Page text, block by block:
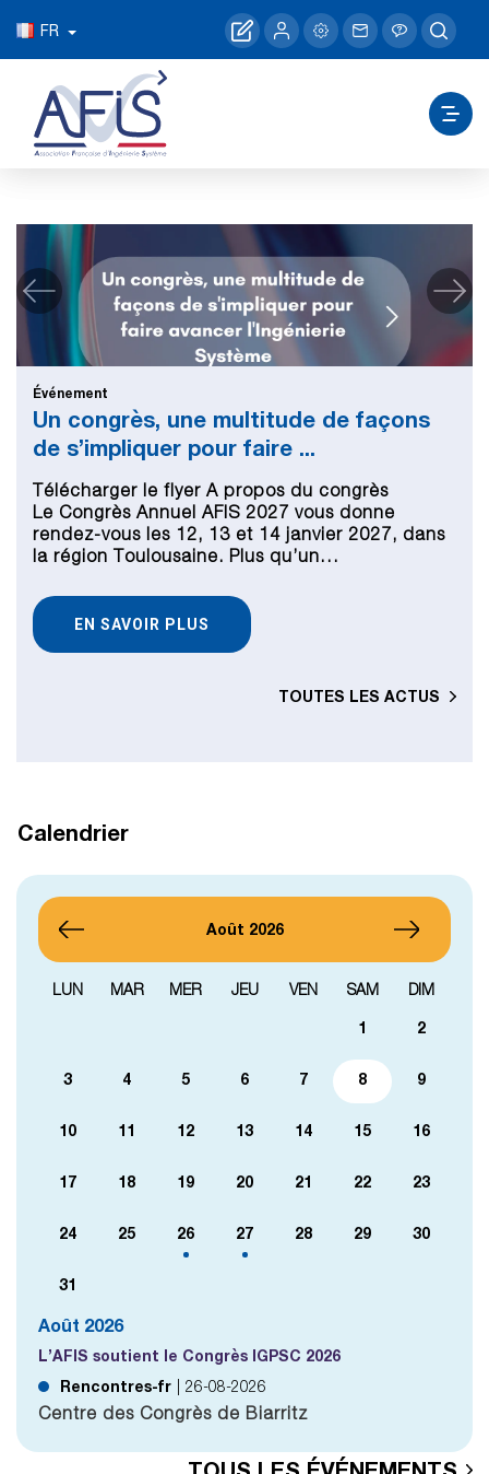
FR
Événement
Un congrès, une multitude de façons
de s’impliquer pour faire ...
Télécharger le flyer A propos du congrès
Le Congrès Annuel AFIS 2027 vous donne
rendez-vous les 12, 13 et 14 janvier 2027, dans
la région Toulousaine. Plus qu’un…
EN SAVOIR PLUS
TOUTES LES ACTUS
Calendrier
Août 2026
LUN MAR MER JEU VEN SAM DIM
1 2
3 4 5 6 7 8 9
10 11 12 13 14 15 16
17 18 19 20 21 22 23
24 25 26 27 28 29 30
31
Août 2026
L’AFIS soutient le Congrès IGPSC 2026
Rencontres-fr
26-08-2026
Centre des Congrès de Biarritz